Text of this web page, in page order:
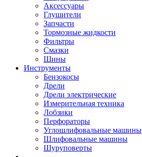
Аксессуары
Глушители
Запчасти
Тормозные жидкости
Фильтры
Смазки
Шины
Инструменты
Бензокосы
Дрели
Дрели электрические
Измерительная техника
Лобзики
Перфораторы
Углошлифовальные машины
Шлифовальные машины
Шуруповерты